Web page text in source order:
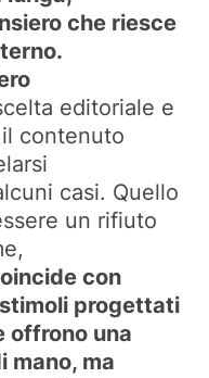
che riesce
editoriale e
contenuto
casi. Quello
un rifiuto
con
progettati
offrono una
mano, ma